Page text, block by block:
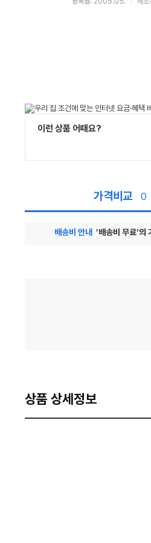
이런 상품 어때요?
가격비교 0
배송비 안내 ’배송비 무료’의
상품 상세정보